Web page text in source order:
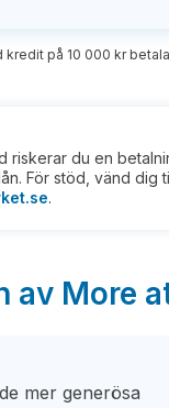
på 10 000 kr
riskerar du en
För stöd, vänd dig
.
av More
mer generösa